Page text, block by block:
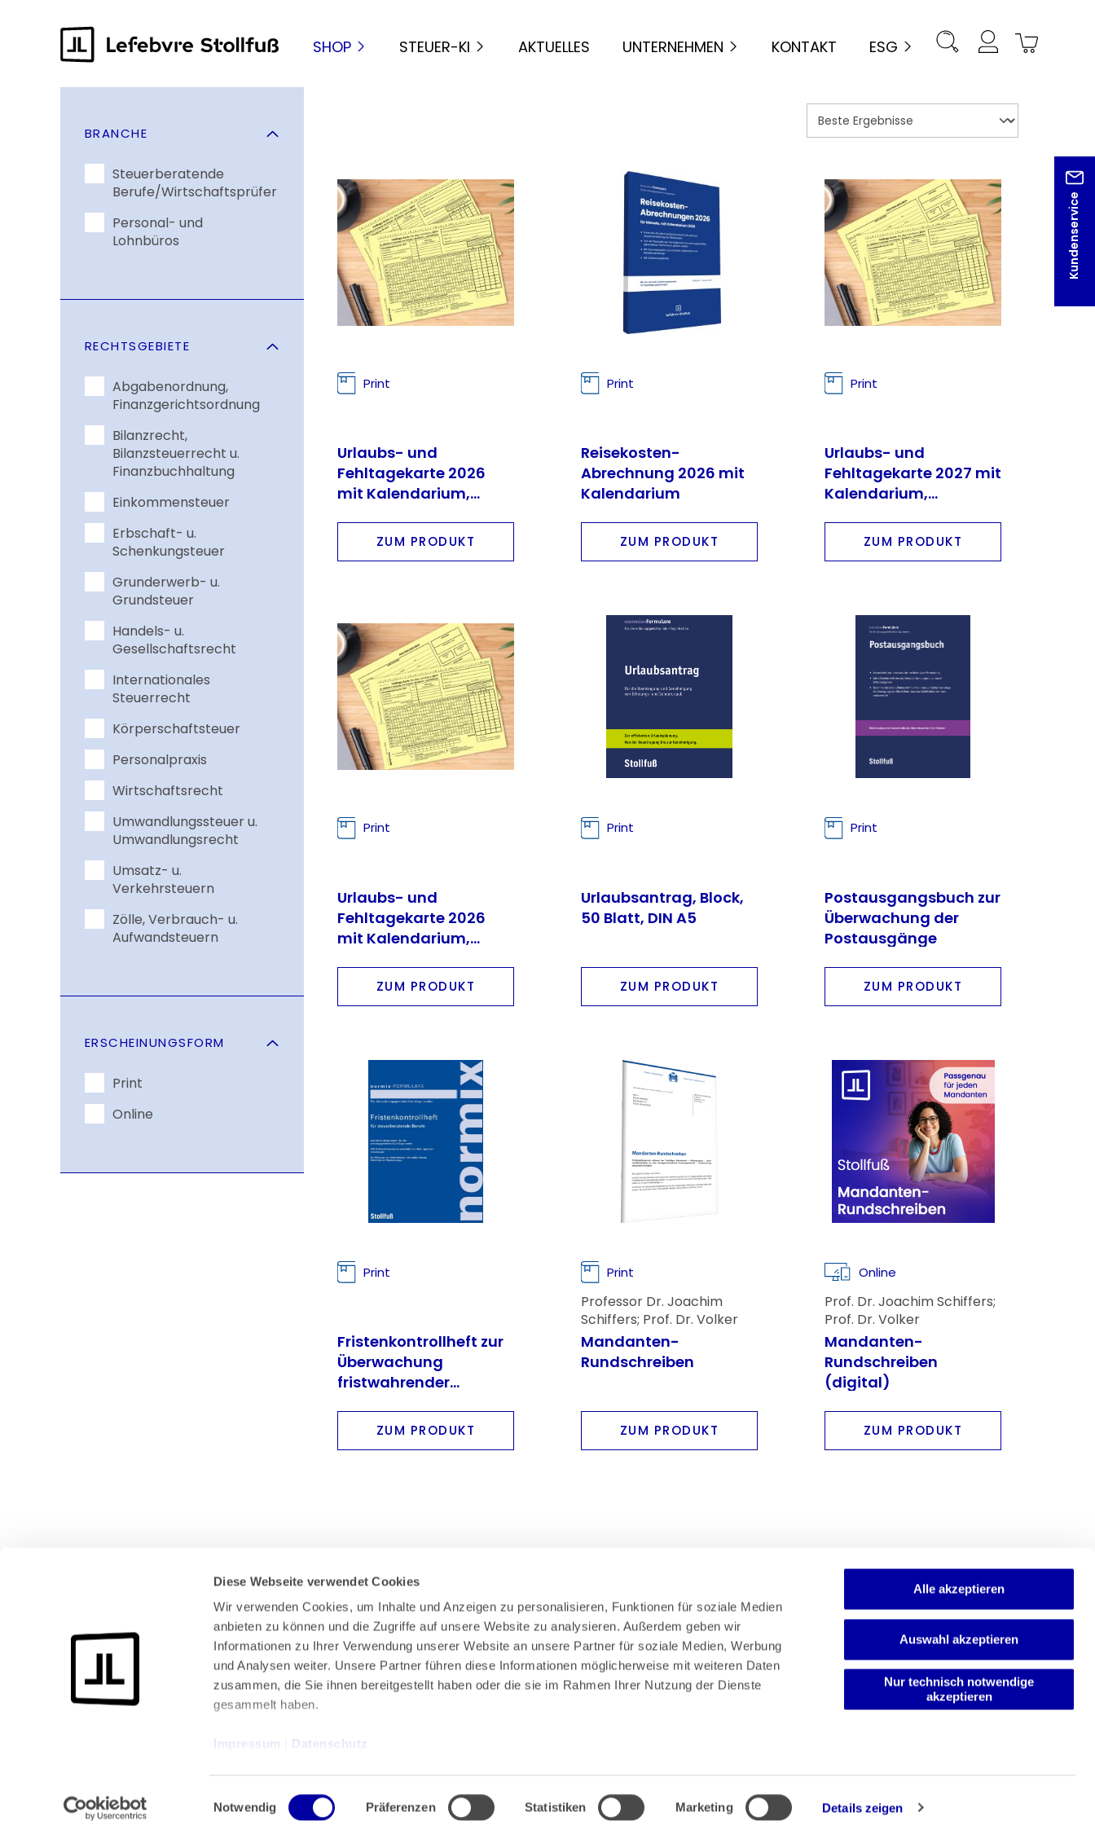
Diese Webseite verwendet Cookies
Wir verwenden Cookies, um Inhalte und Anzeigen zu personalisieren, Funktionen für soziale Medien
anbieten zu können und die Zugriffe auf unsere Website zu analysieren. Außerdem geben wir
Informationen zu Ihrer Verwendung unserer Website an unsere Partner für soziale Medien, Werbung
und Analysen weiter. Unsere Partner führen diese Informationen möglicherweise mit weiteren Daten
zusammen, die Sie ihnen bereitgestellt haben oder die sie im Rahmen Ihrer Nutzung der Dienste
gesammelt haben.
Impressum Datenschutz
Einwilligungsauswahl
Notwendig Präferenzen Statistiken Marketing Details zeigen
Alle akzeptieren
Auswahl akzeptieren
Nur technisch notwendige
akzeptieren
SHOP STEUER-KI AKTUELLES UNTERNEHMEN KONTAKT ESG
Kundenservice
BRANCHE
Steuerberatende
Berufe/Wirtschaftsprüfer
Personal- und
Lohnbüros
RECHTSGEBIETE
Abgabenordnung,
Finanzgerichtsordnung
Bilanzrecht,
Bilanzsteuerrecht u.
Finanzbuchhaltung
Einkommensteuer
Erbschaft- u.
Schenkungsteuer
Grunderwerb- u.
Grundsteuer
Handels- u.
Gesellschaftsrecht
Internationales
Steuerrecht
Körperschaftsteuer
Personalpraxis
Wirtschaftsrecht
Umwandlungssteuer u.
Umwandlungsrecht
Umsatz- u.
Verkehrsteuern
Zölle, Verbrauch- u.
Aufwandsteuern
ERSCHEINUNGSFORM
Print
Online
Print
Urlaubs- und
Fehltagekarte 2026
mit Kalendarium,
ZUM PRODUKT
Print
Reisekosten-
Abrechnung 2026 mit
Kalendarium
ZUM PRODUKT
Print
Urlaubs- und
Fehltagekarte 2027 mit
Kalendarium,
Personalangaben
ZUM PRODUKT
Print
Urlaubs- und
Fehltagekarte 2026
mit Kalendarium,
Personalangaben
ZUM PRODUKT
Print
Urlaubsantrag, Block,
50 Blatt, DIN A5
ZUM PRODUKT
Print
Postausgangsbuch zur
Überwachung der
Postausgänge
ZUM PRODUKT
Print
Fristenkontrollheft zur
Überwachung
fristwahrender
Schriftstücke
ZUM PRODUKT
Print
Professor Dr. Joachim
Schiffers; Prof. Dr. Volker
Römermann
Mandanten-
Rundschreiben
ZUM PRODUKT
Online
Prof. Dr. Joachim Schiffers;
Prof. Dr. Volker
Römermann
Mandanten-
Rundschreiben
(digital)
ZUM PRODUKT
Bundeskanzlerplatz 2
53113 Bonn
Datenschutz
Zahlung & Versand
Rücksendungen/Widerrufsbelehrung
Muster Widerrufsformular (PDF)
Newsletter
Mediadaten
Media-Center